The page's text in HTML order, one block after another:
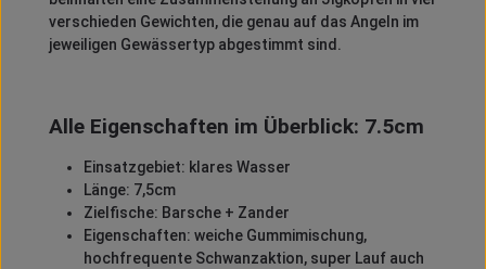
verschieden Gewichten, die genau auf das Angeln im
jeweiligen Gewässertyp abgestimmt sind.
Alle Eigenschaften im Überblick: 7.5cm
Einsatzgebiet: klares Wasser
Länge: 7,5cm
Zielfische: Barsche + Zander
Eigenschaften: weiche Gummimischung,
hochfrequente Schwanzaktion, super Lauf auch